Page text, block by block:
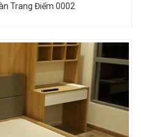
Trang Điểm 0002